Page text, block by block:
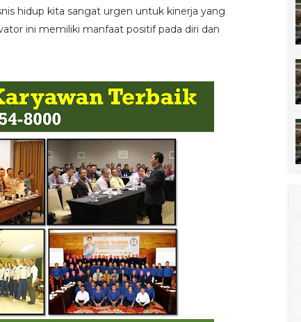
hidup kita sangat urgen untuk kinerja yang
ini memiliki manfaat positif pada diri dan